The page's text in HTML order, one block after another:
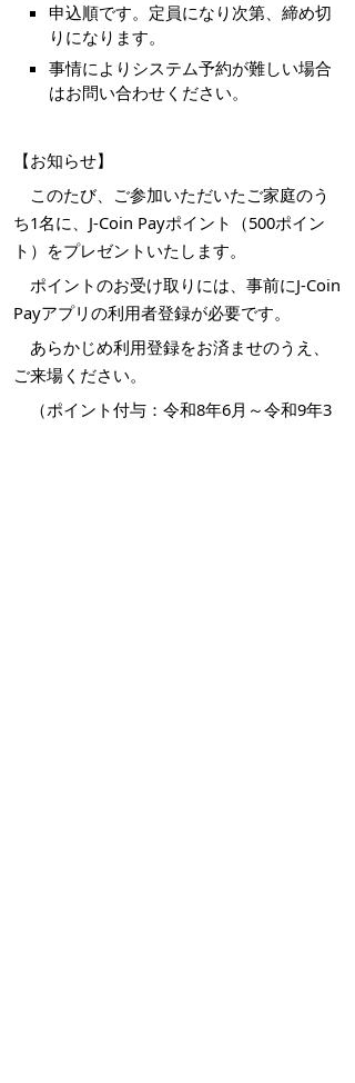
申込順です。定員になり次第、締め切
りになります。
事情によりシステム予約が難しい場合
はお問い合わせください。
【お知らせ】
このたび、ご参加いただいたご家庭のう
ち1名に、J-Coin Payポイント（500ポイン
ト）をプレゼントいたします。
ポイントのお受け取りには、事前にJ-Coin
Payアプリの利用者登録が必要です。
あらかじめ利用登録をお済ませのうえ、
ご来場ください。
（ポイント付与：令和8年6月～令和9年3